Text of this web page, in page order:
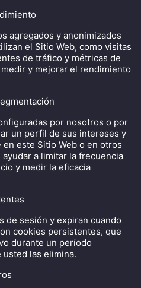
agregados y anonimizados
el Sitio Web, como visitas
de tráfico y métricas de
y mejorar el rendimiento
por nosotros o por
un perfil de sus intereses y
este Sitio Web o en otros
a limitar la frecuencia
y medir la eficacia
de sesión y expiran cuando
cookies persistentes, que
durante un período
las elimina.